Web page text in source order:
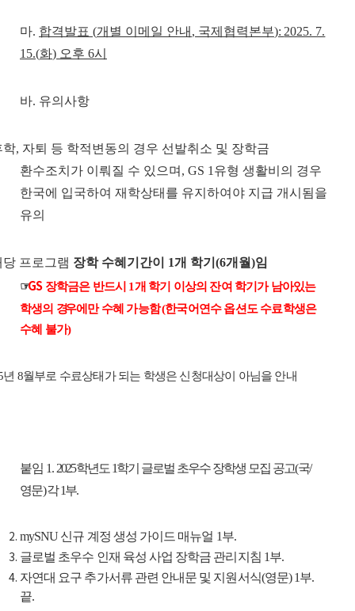
마. 합격발표 (개별 이메일 안내 , 국제협력본부): 2025. 7.
15.(화) 오후 6시
바. 유의사항
학, 자퇴 등 학적변동의 경우 선발취소 및 장학금
환수조치가 이뤄질 수 있으며 , GS 1 유형 생활비의 경우
한국에 입국하여 재학상태를 유지하여야 지급 개시됨을
유의
당 프로그램 장학 수혜기간이 1개 학기(6개월)임
☞GS 장학금은 반드시 1개 학기 이상의 잔여 학기가 남아있는
학생의 경우에만 수혜 가능함(한국어연수 옵션도 수료학생은
수혜 불가)
년 8월부로 수료상태가 되는 학생은 신청대상이 아님을 안내
붙임 1. 2025학년도 1학기 글로벌 초우수 장학생 모집 공고(국/
영문)각1부.
mySNU 신규 계정 생성 가이드 매뉴얼 1부.
글로벌 초우수 인재 육성 사업 장학금 관리지침 1부.
자연대 요구 추가서류 관련 안내문 및 지원서식(영문) 1부.
끝.